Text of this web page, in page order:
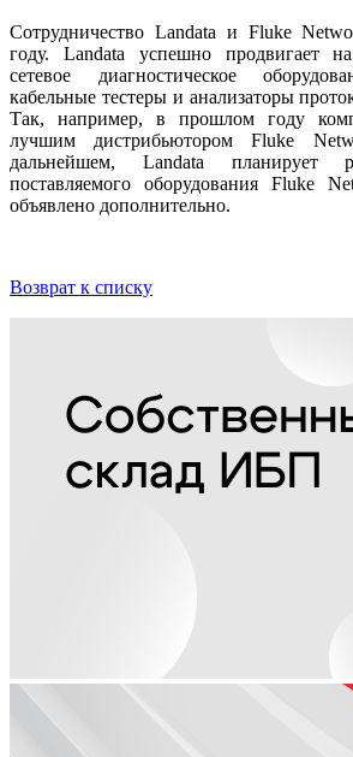
Сотрудничество Landata и Fluke
году. Landata успешно продвигает
сетевое диагностическое
кабельные тестеры и анализаторы
Так, например, в прошлом году
лучшим дистрибьютором Fluke
дальнейшем, Landata планирует
поставляемого оборудования Fluke
объявлено дополнительно.
Возврат к списку